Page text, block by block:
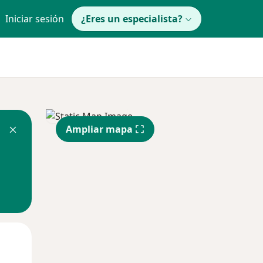
Iniciar sesión ¿Eres un especialista?
Ampliar mapa